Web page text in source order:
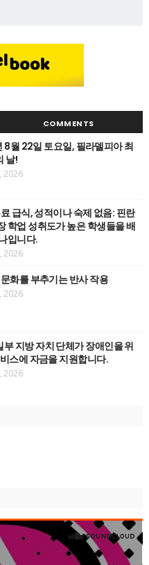
COMMENTS
월 22일 토요일, 필라델피아 최
날!
2026
급식, 성적이나 숙제 없음: 핀란
학업 성취도가 높은 학생들을 배
입니다.
2026
화를 부추기는 반사 작용
2026
지방 자치 단체가 장애인을 위
스에 자금을 지원합니다.
2026